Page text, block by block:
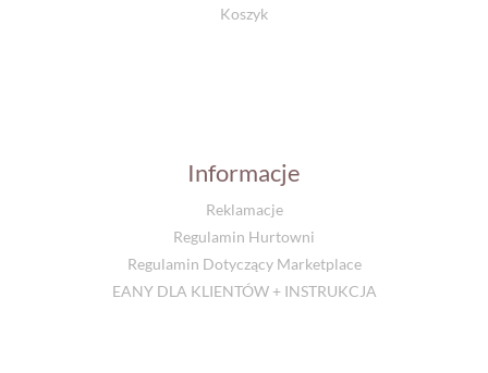
Koszyk
Informacje
Reklamacje
Regulamin Hurtowni
Regulamin Dotyczący Marketplace
EANY DLA KLIENTÓW + INSTRUKCJA